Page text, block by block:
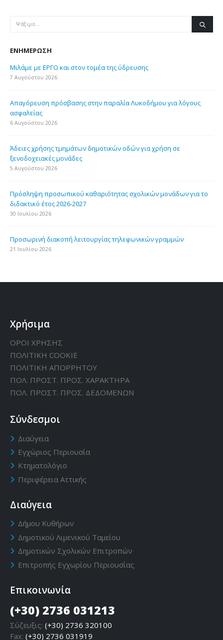
ΕΝΗΜΈΡΩΣΗ
Μιλάμε με ΕΡΓΟ και στον τομέα της ύδρευσης
7 Αυγούστου 2026
Απαγόρευση πρόσβασης στην παραλία Λυκοδήμου για λόγους
ασφαλείας
6 Αυγούστου 2026
Άδειες χρήσης τμημάτων δημοτικών οδών για χρήση σε
ξενοδοχειακές μονάδες
5 Αυγούστου 2026
Πρόσληψη προσωπικού καθαριότητας σχολικών μονάδων για το
διδακτικό έτος 2026-2027
30 Ιουλίου 2026
Προσωρινή διακοπή λειτουργίας τηλεφωνικών γραμμών
21 Ιουλίου 2026
Χρήσιμα
ΟΡΟΙ ΧΡΗΣΗΣ
ΠΟΛΙΤΙΚΗ CΟΟΚΙΕ
ΠΟΛΙΤΙΚΗ ΑΠΟΡΡΗΤΟΥ
ΠΟΛ. ΠΡΟΣΤ. ΠΡΟΣ. ΧΑΡΑΚΤΗΡΑ
ΠΟΛ. ΠΡΟΣΤ. ΠΡΟΣ. ΔΕΔΟΜΕΝΩΝ
Σύνδεσμοι
Διαύγεια
Εγχώριος Περιουσία
Κτηματολόγιο
Περιφέρεια Αττικής
Διαύγεια
Δήμου Κυθήρων
Δημοτικού Λιμενικού Ταμείου
Δημοτικών Σχολικών Επιτροπών
Επιτροπής Εγχωρίου Περιουσίας
Επικοινωνία
(+30) 2736 031213
Σύζευξις: (+30) 2736 320100
Fax: (+30) 2736 031919